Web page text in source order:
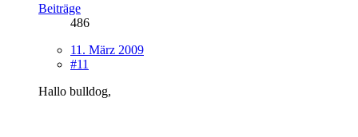
Beiträge
486
11. März 2009
#11
Hallo bulldog,